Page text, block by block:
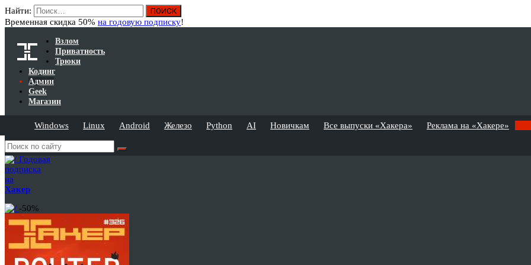
Найти:
Временная скидка 50% на годовую подписку!
Взлом
Приватность
Трюки
Кодинг
Админ
Geek
Магазин
Windows Linux Android Железо Python AI Новичкам Все выпуски «Хакера» Реклама на «Хакере»
Годовая
подписка
на
Хакер
-50%